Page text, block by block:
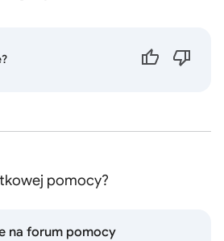
pomocy?
na forum pomocy